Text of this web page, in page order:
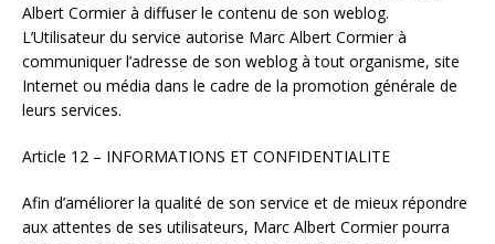
Albert Cormier à diffuser le contenu de son weblog.
L’Utilisateur du service autorise Marc Albert Cormier à
communiquer l’adresse de son weblog à tout organisme, site
Internet ou média dans le cadre de la promotion générale de
leurs services.
Article 12 – INFORMATIONS ET CONFIDENTIALITE
Afin d’améliorer la qualité de son service et de mieux répondre
aux attentes de ses utilisateurs, Marc Albert Cormier pourra